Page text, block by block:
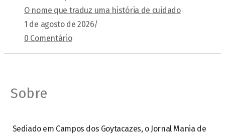
O nome que traduz uma história de cuidado
1 de agosto de 2026/
0 Comentário
Sobre
Sediado em Campos dos Goytacazes, o Jornal Mania de